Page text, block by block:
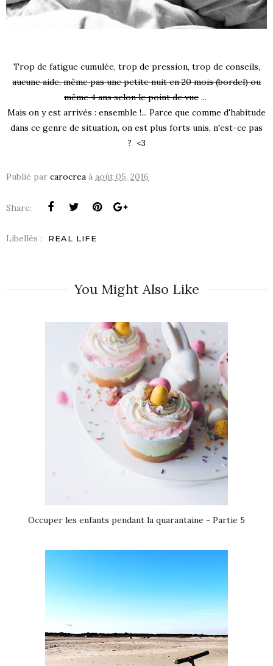
Trop de fatigue cumulée, trop de pression, trop de conseils,
aucune aide, même pas une petite nuit en 20 mois (bordel) ou
même 4 ans selon le point de vue ...
Mais on y est arrivés : ensemble !... Parce que comme d'habitude
dans ce genre de situation, on est plus forts unis, n'est-ce pas
? <3
Publié par carocrea à août 05, 2016
Share:
Libellés : REAL LIFE
You Might Also Like
Occuper les enfants pendant la quarantaine - Partie 5